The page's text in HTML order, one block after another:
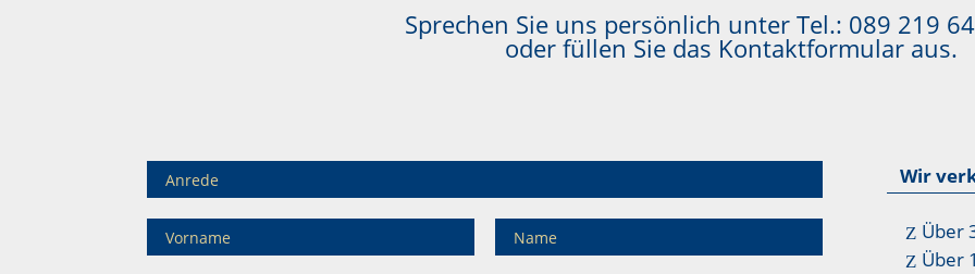
Sprechen Sie uns persönlich unter Tel.: 089 219
oder füllen Sie das Kontaktformular aus.
Wir
Über
Über